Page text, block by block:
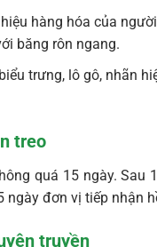
hàng hóa của
băng rôn ngang.
trưng, lô gô, nhãn
treo
quá 15 ngày.
ngày đơn vị tiếp
truyền